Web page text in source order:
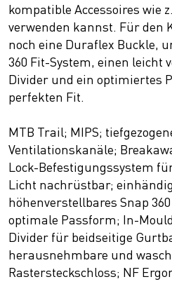
kompatible Accessoires wie
verwenden kannst. Für den
noch eine Duraflex Buckle,
360 Fit-System, einen leicht
Divider und ein optimiertes
perfekten Fit.
MTB Trail; MIPS;
Ventilationskanäle;
Lock-Befestigungssystem
Licht nachrüstbar;
höhenverstellbares Snap
optimale Passform; In-
Divider für beidseitige
herausnehmbare und
Rastersteckschloss; NF